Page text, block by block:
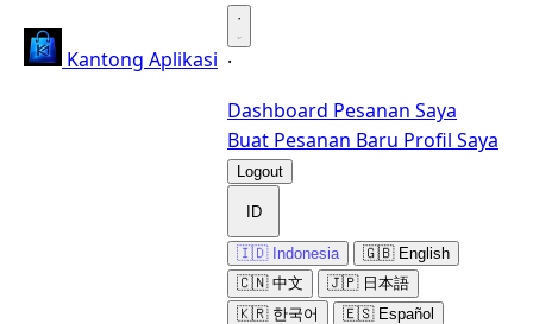
Kantong Aplikasi
·
·
Dashboard Pesanan Saya
Buat Pesanan Baru Profil Saya
Logout
ID
🇮🇩 Indonesia
🇬🇧 English
🇨🇳 中文
🇯🇵 日本語
🇰🇷 한국어
🇪🇸 Español